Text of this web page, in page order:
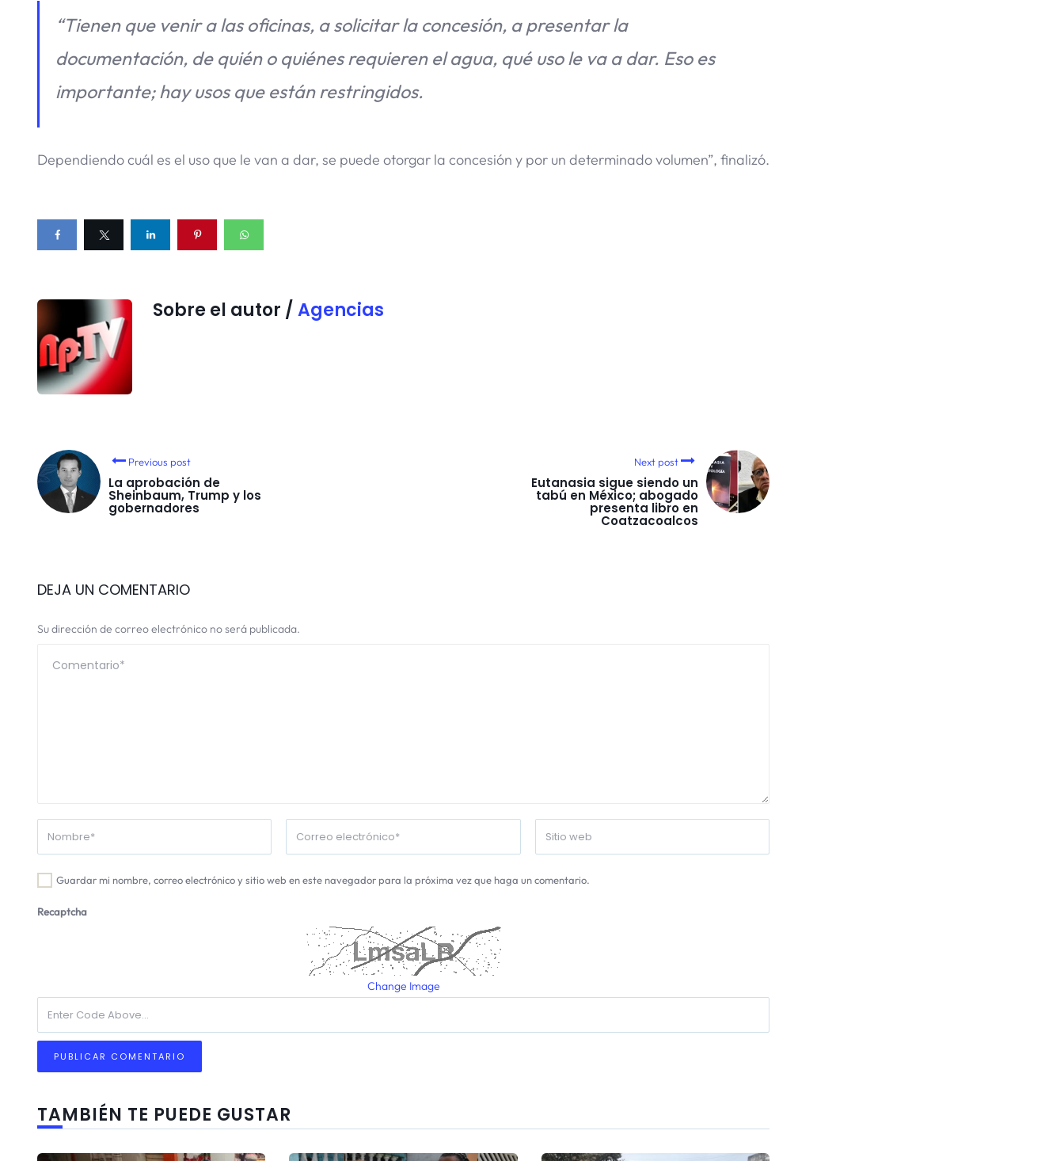
“Tienen que venir a las oficinas, a solicitar la concesión, a presentar la
documentación, de quién o quiénes requieren el agua, qué uso le va a dar. Eso es
importante; hay usos que están restringidos.
Dependiendo cuál es el uso que le van a dar, se puede otorgar la concesión y por un determinado volumen”, finalizó.
Sobre el autor / Agencias
Previous post
La aprobación de
Sheinbaum, Trump y los
gobernadores
Next post
Eutanasia sigue siendo un
tabú en México; abogado
presenta libro en
Coatzacoalcos
DEJA UN COMENTARIO
Su dirección de correo electrónico no será publicada.
Guardar mi nombre, correo electrónico y sitio web en este navegador para la próxima vez que haga un comentario.
Recaptcha
Change Image
TAMBIÉN TE PUEDE GUSTAR